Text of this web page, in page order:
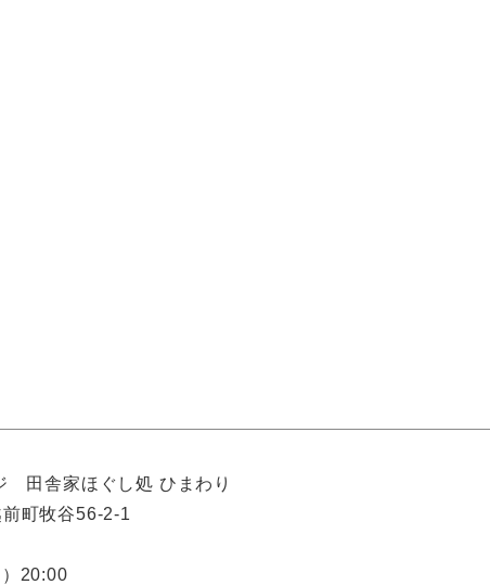
田舎家ほぐし処 ひまわり
町牧谷56-2-1
20:00